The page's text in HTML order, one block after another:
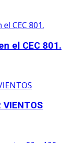
el CEC 801.
VIENTOS